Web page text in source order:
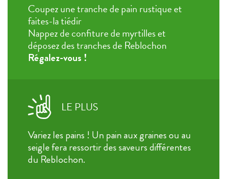
Coupez une tranche de pain rustique et
faites-la tiédir
Nappez de confiture de myrtilles et
déposez des tranches de Reblochon
Régalez-vous !
LE PLUS
Variez les pains ! Un pain aux graines ou au
seigle fera ressortir des saveurs différentes
du Reblochon.